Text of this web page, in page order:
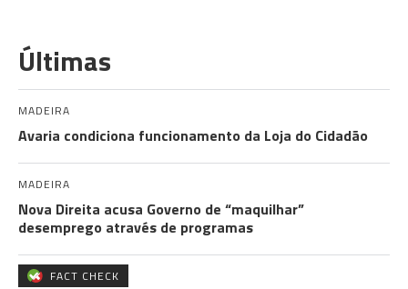
Últimas
MADEIRA
Avaria condiciona funcionamento da Loja do Cidadão
MADEIRA
Nova Direita acusa Governo de “maquilhar”
desemprego através de programas
FACT CHECK